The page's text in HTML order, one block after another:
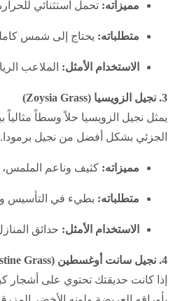
مميزاته: تحمل استثنائي
متطلباته: يحتاج إلى شمس كاملة (6-8 ساعات يومياً) ليزدهر، وقد يدخل في مرحلة سكون ويتحول لونه إلى البني
الاستخدام الأمثل: الملاعب
3. نجيل الزويسيا (Zoysia Grass)
يمثل نجيل الزويسيا حلاً وسطاً
الجزئي بشكل أفضل من نجيل
مميزاته: كثيف وناعم
متطلباته: بطيء في التأسيس
الاستخدام الأمثل: حدائق
4. نجيل سانت أوغسطين (St. Augustine Grass)
إذا كانت حديقتك تحتوي على أشجار